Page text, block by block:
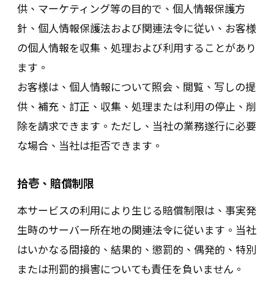
供、マーケティング等の目的で、個人情報保護方
針、個人情報保護法および関連法令に従い、お客様
の個人情報を収集、処理および利用することがあり
ます。
お客様は、個人情報について照会、閲覧、写しの提
供、補充、訂正、収集、処理または利用の停止、削
除を請求できます。ただし、当社の業務遂行に必要
な場合、当社は拒否できます。
拾壱、賠償制限
本サービスの利用により生じる賠償制限は、事実発
生時のサーバー所在地の関連法令に従います。当社
はいかなる間接的、結果的、懲罰的、偶発的、特別
または刑罰的損害についても責任を負いません。